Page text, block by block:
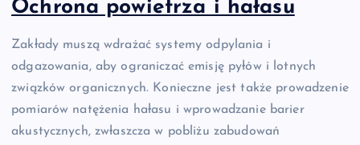
Ochrona powietrza i hałasu
Zakłady muszą wdrażać systemy odpylania i
odgazowania, aby ograniczać emisję pyłów i lotnych
związków organicznych. Konieczne jest także prowadzenie
pomiarów natężenia hałasu i wprowadzanie barier
akustycznych, zwłaszcza w pobliżu zabudowań